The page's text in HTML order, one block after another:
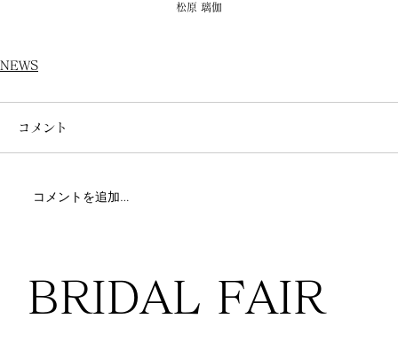
松原 璃伽
NEWS
コメント
コメントを追加…
BRIDAL FAIR